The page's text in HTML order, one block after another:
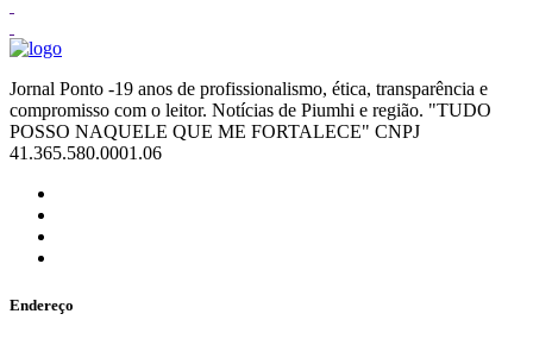
Jornal Ponto -19 anos de profissionalismo, ética, transparência e
compromisso com o leitor. Notícias de Piumhi e região. "TUDO
POSSO NAQUELE QUE ME FORTALECE" CNPJ
41.365.580.0001.06
Endereço